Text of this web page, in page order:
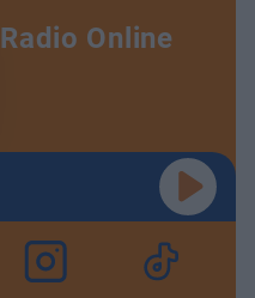
Radio Online